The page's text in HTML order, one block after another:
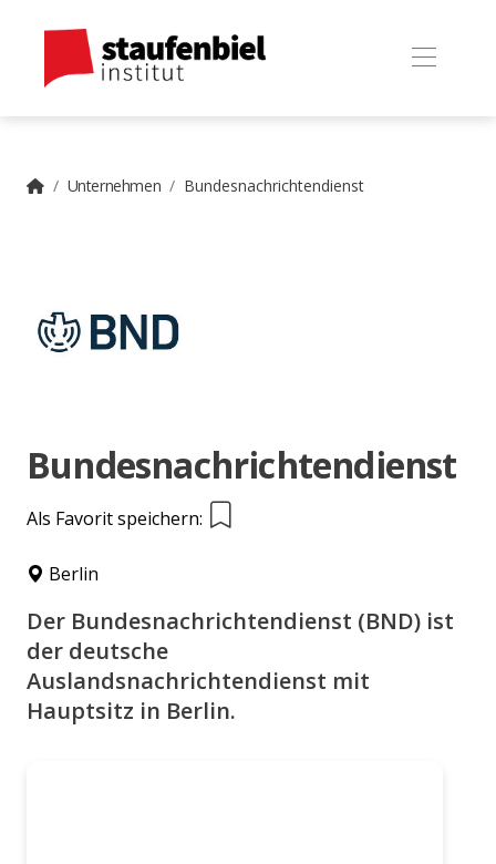
Unternehmen Bundesnachrichtendienst
Bundesnachrichtendienst
Als Favorit speichern:
Berlin
Der Bundesnachrichtendienst (BND) ist
der deutsche
Auslandsnachrichtendienst mit
Hauptsitz in Berlin.